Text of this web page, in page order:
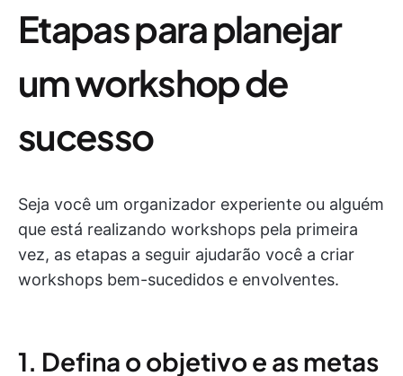
Etapas para planejar
um workshop de
sucesso
Seja você um organizador experiente ou alguém
que está realizando workshops pela primeira
vez, as etapas a seguir ajudarão você a criar
workshops bem-sucedidos e envolventes.
1. Defina o objetivo e as metas